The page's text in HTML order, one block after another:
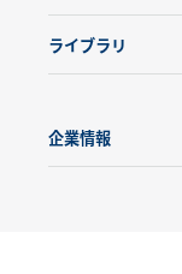
ライブラリ
企業情報